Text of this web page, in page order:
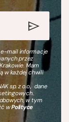
mail informacje
przez
Mam
w każdej chwili
sp. z o.o., dane
w tym
wPolityce